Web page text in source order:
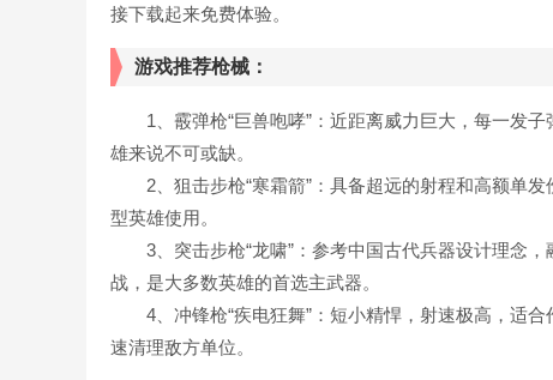
接下载起来免费体验。
游戏推荐枪械：
1、霰弹枪“巨兽咆哮”：近距离威力巨大，每一发子
雄来说不可或缺。
2、狙击步枪“寒霜箭”：具备超远的射程和高额单发
型英雄使用。
3、突击步枪“龙啸”：参考中国古代兵器设计理念，
战，是大多数英雄的首选主武器。
4、冲锋枪“疾电狂舞”：短小精悍，射速极高，适合
速清理敌方单位。